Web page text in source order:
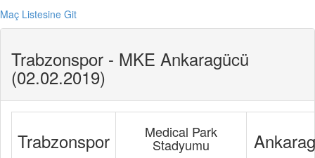
Maç Listesine Git
Trabzonspor - MKE Ankaragücü
(02.02.2019)
Trabzonspor Medical Park
Stadyumu